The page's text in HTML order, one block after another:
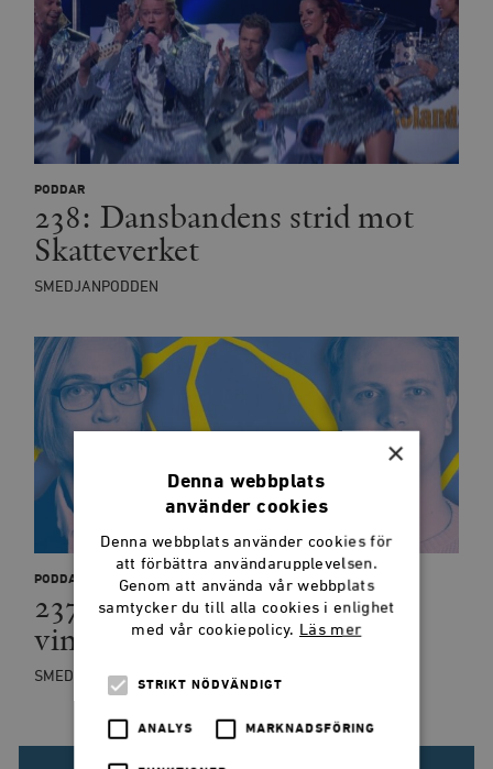
PODDAR
238: Dansbandens strid mot
Skatteverket
SMEDJANPODDEN
PODDAR
237: Den svenska modellens
vinnare och förlorare
SMEDJANPODDEN
×
Denna webbplats
använder cookies
Denna webbplats använder cookies för
att förbättra användarupplevelsen.
Genom att använda vår webbplats
samtycker du till alla cookies i enlighet
med vår cookiepolicy. Läs mer
STRIKT NÖDVÄNDIGT
ANALYS MARKNADSFÖRING